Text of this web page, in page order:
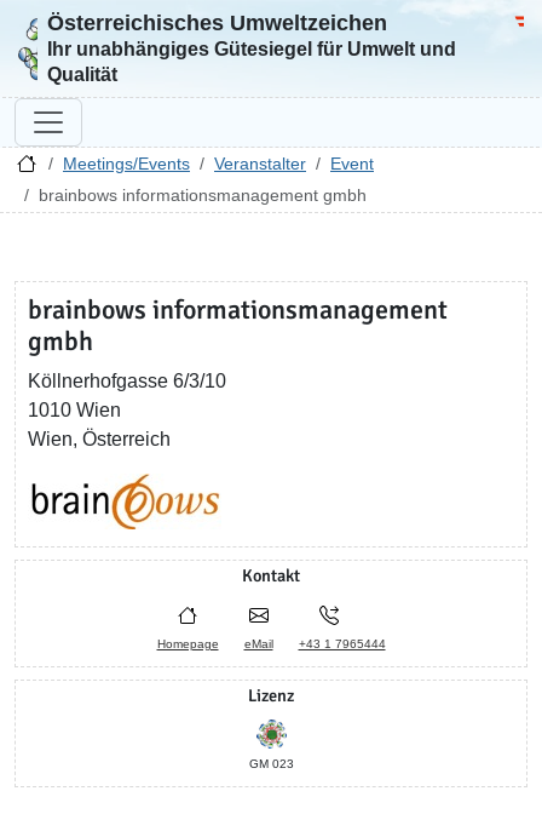
Zur Startseite
Österreichisches Umweltzeichen
Ihr unabhängiges Gütesiegel für Umwelt und
Qualität
Meetings/Events Veranstalter
Event
brainbows informationsmanagement gmbh
brainbows informationsmanagement
gmbh
Köllnerhofgasse 6/3/10
1010 Wien
Wien, Österreich
Kontakt
Homepage eMail +43 1 7965444
Lizenz
GM 023